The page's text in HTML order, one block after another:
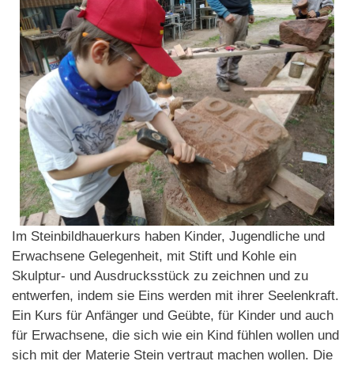
Im Steinbildhauerkurs haben Kinder, Jugendliche und
Erwachsene Gelegenheit, mit Stift und Kohle ein
Skulptur- und Ausdrucksstück zu zeichnen und zu
entwerfen, indem sie Eins werden mit ihrer Seelenkraft.
Ein Kurs für Anfänger und Geübte, für Kinder und auch
für Erwachsene, die sich wie ein Kind fühlen wollen und
sich mit der Materie Stein vertraut machen wollen. Die